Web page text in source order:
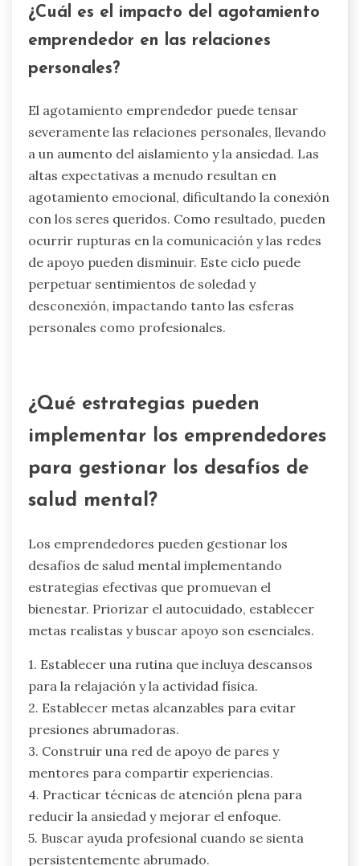
menudo resulta en estrés crónico, que puede
agravar los problemas de salud mental. Un
estudio indicó que casi el 30% de los
trastornos de ansiedad, destacando los desafíos
únicos que enfrentan. Estos desafíos incluyen el
miedo al fracaso, la inestabilidad financiera y la
necesidad de innovación constante. Como
resultado, muchos emprendedores se sienten
abrumados, luchando por mantener un equilibrio
entre trabajo y vida personal, y enfrentando en
última instancia una ansiedad severa.
¿Cuál es el impacto del agotamiento
emprendedor en las relaciones
El agotamiento emprendedor puede tensar
a un aumento del aislamiento y la ansiedad. Las
altas expectativas a menudo resultan en
con los seres queridos. Como resultado, pueden
de apoyo pueden disminuir. Este ciclo puede
perpetuar sentimientos de soledad y
desconexión, impactando tanto las esferas
personales como profesionales.
¿Qué estrategias pueden
implementar los emprendedores
para gestionar los desafíos de
salud mental?
Los emprendedores pueden gestionar los
desafíos de salud mental implementando